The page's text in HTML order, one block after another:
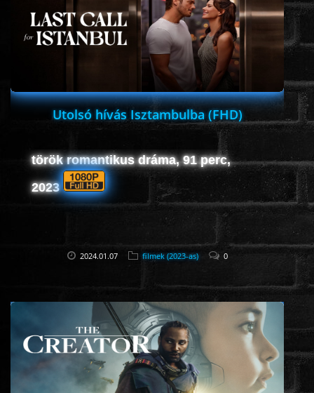
Utolsó hívás Isztambulba (FHD)
török romantikus dráma, 91 perc,
2023
2024.01.07 filmek (2023-as) 0